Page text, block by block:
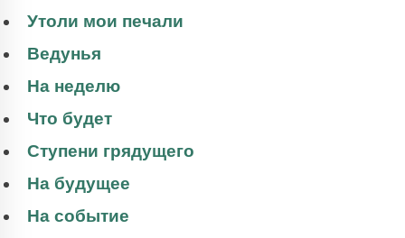
Утоли мои печали
Ведунья
На неделю
Что будет
Ступени грядущего
На будущее
На событие